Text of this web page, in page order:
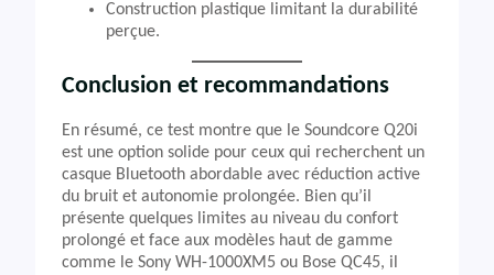
Construction plastique limitant la durabilité
perçue.
Conclusion et recommandations
En résumé, ce test montre que le Soundcore Q20i
est une option solide pour ceux qui recherchent un
casque Bluetooth abordable avec réduction active
du bruit et autonomie prolongée. Bien qu’il
présente quelques limites au niveau du confort
prolongé et face aux modèles haut de gamme
comme le Sony WH-1000XM5 ou Bose QC45, il